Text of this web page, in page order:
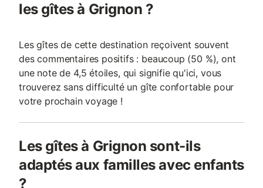
les gîtes à Grignon ?
Les gîtes de cette destination reçoivent souvent
des commentaires positifs : beaucoup (50 %), ont
une note de 4,5 étoiles, qui signifie qu'ici, vous
trouverez sans difficulté un gîte confortable pour
votre prochain voyage !
Les gîtes à Grignon sont-ils
adaptés aux familles avec enfants
?